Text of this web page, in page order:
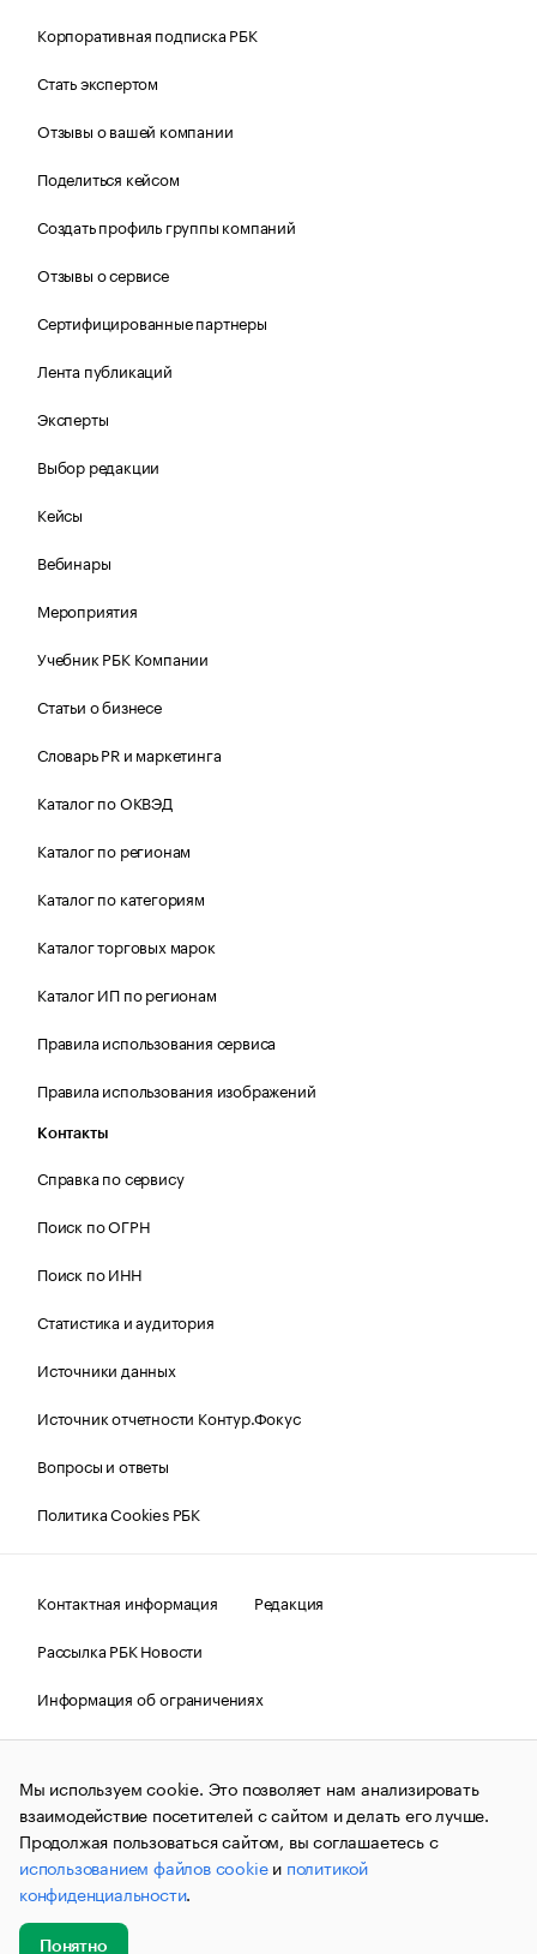
Корпоративная подписка РБК
Стать экспертом
Отзывы о вашей компании
Поделиться кейсом
Создать профиль группы компаний
Отзывы о сервисе
Сертифицированные партнеры
Лента публикаций
Эксперты
Выбор редакции
Кейсы
Вебинары
Мероприятия
Учебник РБК Компании
Статьи о бизнесе
Словарь PR и маркетинга
Каталог по ОКВЭД
Каталог по регионам
Каталог по категориям
Каталог торговых марок
Каталог ИП по регионам
Правила использования сервиса
Правила использования изображений
Контакты
Справка по сервису
Поиск по ОГРН
Поиск по ИНН
Статистика и аудитория
Источники данных
Источник отчетности Контур.Фокус
Вопросы и ответы
Политика Cookies РБК
Контактная информация
Редакция
Рассылка РБК Новости
Информация об ограничениях
Правовая информация
О соблюдении авторских прав
© АО «РОСБИЗНЕСКОНСАЛТИНГ»,1995–2026.Сообщения
и материалы информационного агентства «РБК»
(зарегистрировано Федеральной службой по надзору в сфере
связи, информационных технологий и массовых
коммуникаций (Роскомнадзор) 09.12.2015 за номером ИА
№ФС77-63848) сопровождаются пометкой «РБК». Отдельные
публикации могут содержать информацию,
не предназначенную для пользователей
до 18 лет.
Мы используем cookie. Это позволяет нам анализировать
взаимодействие посетителей с сайтом и делать его лучше.
Продолжая пользоваться сайтом, вы соглашаетесь с
использованием файлов cookieи политикой
конфиденциальности.
Понятно